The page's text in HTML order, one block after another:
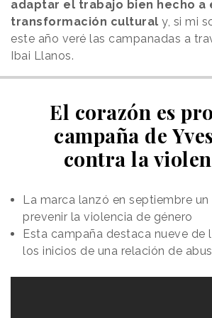
adaptar el trabajo bien hecho a
transformación cultural y, si mi
este año veré las campanadas a
Ibai Llanos.
El corazón es
campaña de
contra la
La marca lanzó en septiembre
prevenir la violencia de género
Esta campaña destaca nueve de
los inicios de una relación de